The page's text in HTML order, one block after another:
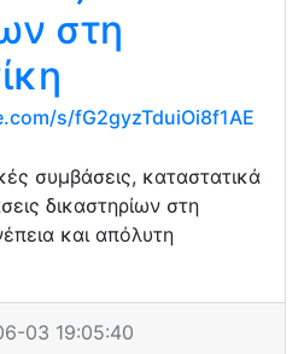
στη
s/fG2gyzTduiOi8f1AE
συμβάσεις, καταστατικά
δικαστηρίων στη
και απόλυτη
03 19:05:40